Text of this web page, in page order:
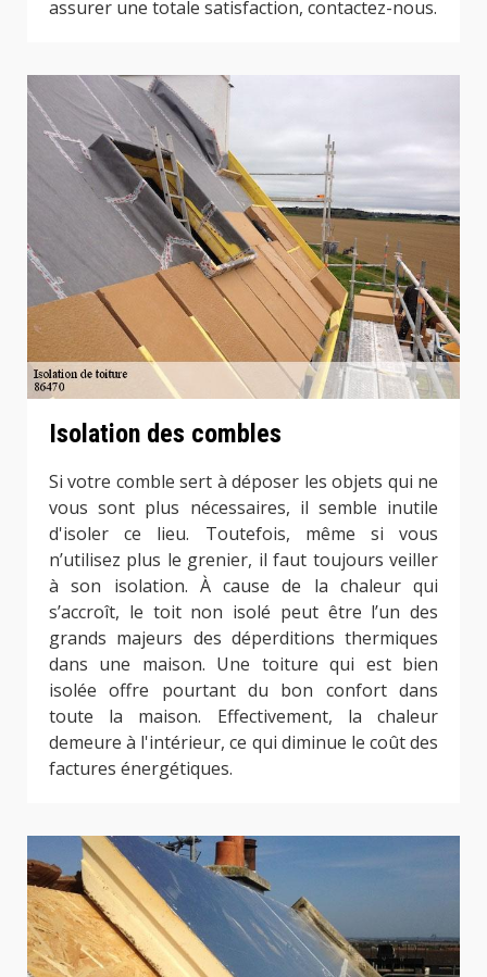
assurer une totale satisfaction, contactez-nous.
Isolation des combles
Si votre comble sert à déposer les objets qui ne
vous sont plus nécessaires, il semble inutile
d'isoler ce lieu. Toutefois, même si vous
n’utilisez plus le grenier, il faut toujours veiller
à son isolation. À cause de la chaleur qui
s’accroît, le toit non isolé peut être l’un des
grands majeurs des déperditions thermiques
dans une maison. Une toiture qui est bien
isolée offre pourtant du bon confort dans
toute la maison. Effectivement, la chaleur
demeure à l'intérieur, ce qui diminue le coût des
factures énergétiques.